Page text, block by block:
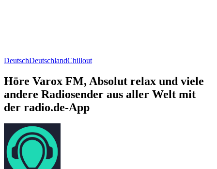
DeutschDeutschlandChillout
Höre Varox FM, Absolut relax und viele
andere Radiosender aus aller Welt mit
der radio.de-App